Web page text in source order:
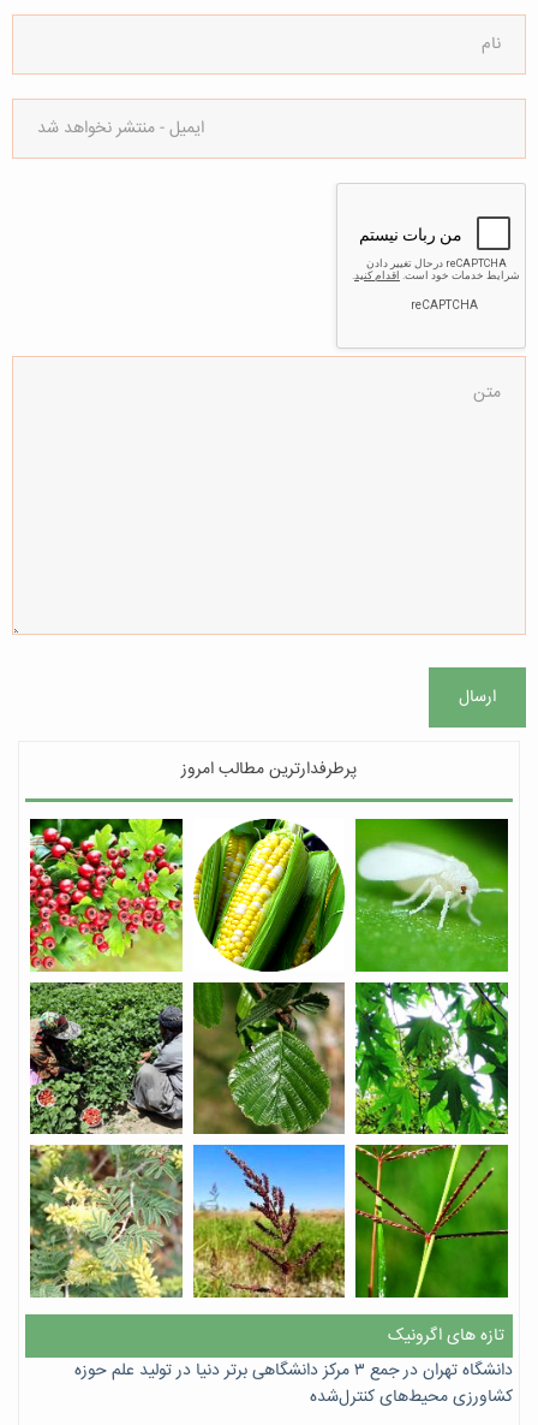
ارسال
پرطرفدارترین مطالب امروز
تازه های اگرونیک
دانشگاه تهران در جمع ۳ مرکز دانشگاهی برتر دنیا در تولید علم حوزه
کشاورزی محیط‌های کنترل‌شده